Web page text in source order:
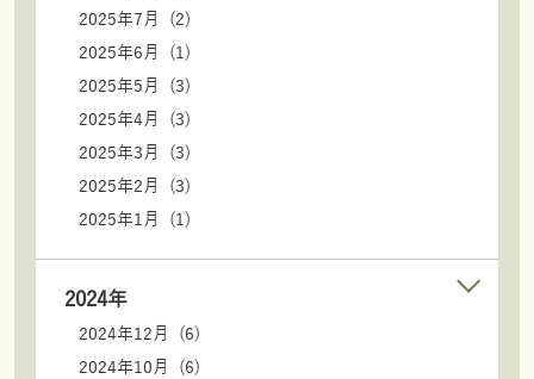
2025年7月 (2)
2025年6月 (1)
2025年5月 (3)
2025年4月 (3)
2025年3月 (3)
2025年2月 (3)
2025年1月 (1)
2024年
2024年12月 (6)
2024年10月 (6)